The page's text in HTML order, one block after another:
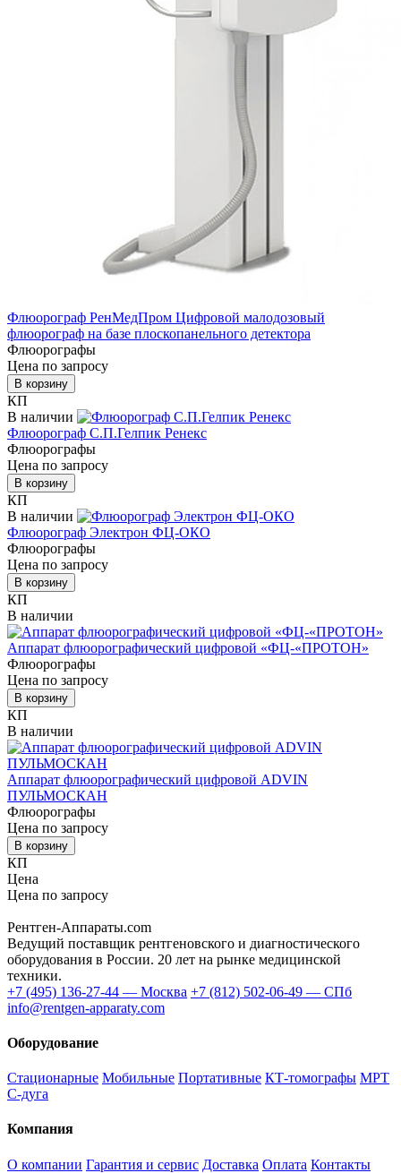
Флюорограф РенМедПром Цифровой малодозовый
флюорограф на базе плоскопанельного детектора
Флюорографы
Цена по запросу
В корзину
КП
В наличии
Флюорограф С.П.Гелпик Ренекс
Флюорографы
Цена по запросу
В корзину
КП
В наличии
Флюорограф Электрон ФЦ-ОКО
Флюорографы
Цена по запросу
В корзину
КП
В наличии
Аппарат флюорографический цифровой «ФЦ-«ПРОТОН»
Флюорографы
Цена по запросу
В корзину
КП
В наличии
Аппарат флюорографический цифровой ADVIN
ПУЛЬМОСКАН
Флюорографы
Цена по запросу
В корзину
КП
Цена
Цена по запросу
Рентген-Аппараты.com
Ведущий поставщик рентгеновского и диагностического
оборудования в России. 20 лет на рынке медицинской
техники.
+7 (495) 136-27-44 — Москва +7 (812) 502-06-49 — СПб
info@rentgen-apparaty.com
Оборудование
Стационарные Мобильные Портативные КТ-томографы МРТ
С-дуга
Компания
О компании Гарантия и сервис Доставка Оплата Контакты